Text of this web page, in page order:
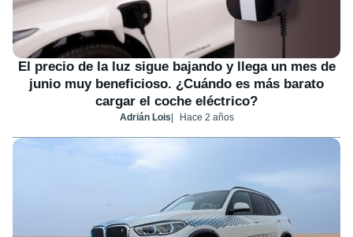
El precio de la luz sigue bajando y llega un mes de
junio muy beneficioso. ¿Cuándo es más barato
cargar el coche eléctrico?
Adrián Lois Hace 2 años